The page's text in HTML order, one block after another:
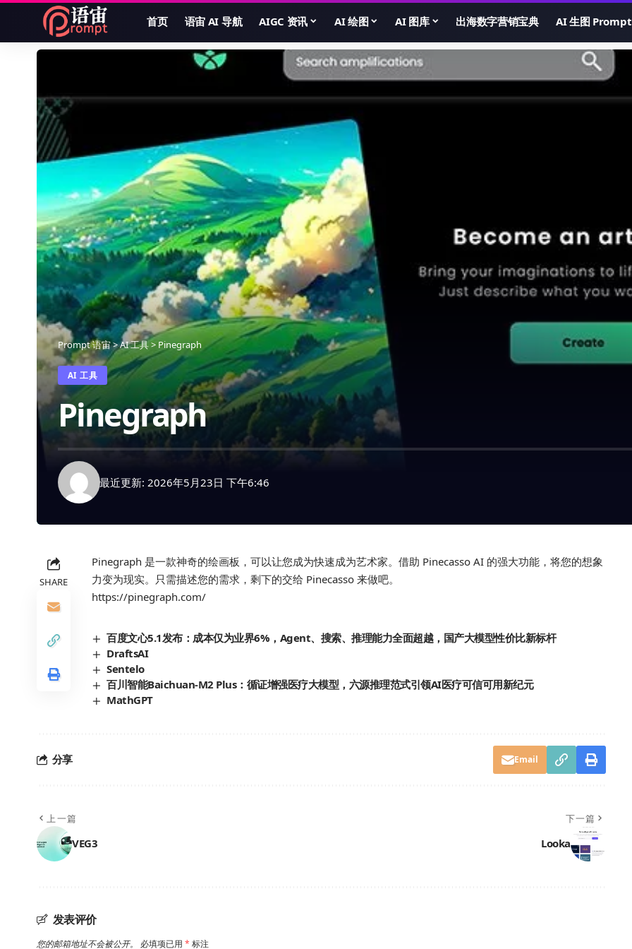
首页 语宙 AI 导航 AIGC 资讯 AI 绘图 AI 图库 出海数字营销宝典 AI 生图 Prompt
Prompt 语宙>AI 工具> Pinegraph
AI 工具
Pinegraph
最近更新: 2026年5月23日 下午6:46
SHARE
Pinegraph 是一款神奇的绘画板，可以让您成为快速成为艺术家。借助 Pinecasso AI 的强大功能，将您的想象
力变为现实。只需描述您的需求，剩下的交给 Pinecasso 来做吧。
https://pinegraph.com/
百度文心5.1发布：成本仅为业界6%，Agent、搜索、推理能力全面超越，国产大模型性价比新标杆
DraftsAI
Sentelo
百川智能Baichuan-M2 Plus：循证增强医疗大模型，六源推理范式引领AI医疗可信可用新纪元
MathGPT
分享 Email
上一篇
VEG3
下一篇
Looka
发表评价
您的邮箱地址不会被公开。 必填项已用 * 标注